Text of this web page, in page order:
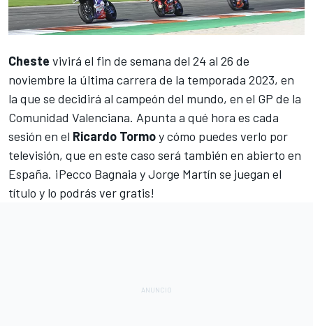
Cheste vivirá el fin de semana del 24 al 26 de
noviembre la última carrera de la temporada 2023, en
la que se decidirá al campeón del mundo, en el GP de la
Comunidad Valenciana. Apunta a qué hora es cada
sesión en el Ricardo Tormoy cómo puedes verlo por
televisión, que en este caso será también en abierto en
España. ¡Pecco Bagnaia yJorge Martín se juegan el
título y lo podrás ver gratis!